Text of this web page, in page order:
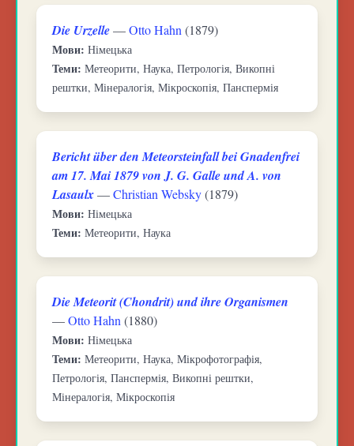
Die Urzelle—Otto Hahn (1879)
Мови: Німецька
Теми: Метеорити, Наука, Петрологія, Викопні
рештки, Мінералогія, Мікроскопія, Панспермія
Bericht über den Meteorsteinfall bei Gnadenfrei
am 17. Mai 1879 von J. G. Galle und A. von
Lasaulx—Christian Websky(1879)
Мови: Німецька
Теми: Метеорити, Наука
Die Meteorit (Chondrit) und ihre Organismen
—Otto Hahn (1880)
Мови: Німецька
Теми: Метеорити, Наука, Мікрофотографія,
Петрологія, Панспермія, Викопні рештки,
Мінералогія, Мікроскопія